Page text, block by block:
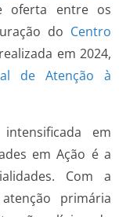
oferta entre os
do Centro
realizada em 2024,
de Atenção à
em
em Ação é a
Com a
primária